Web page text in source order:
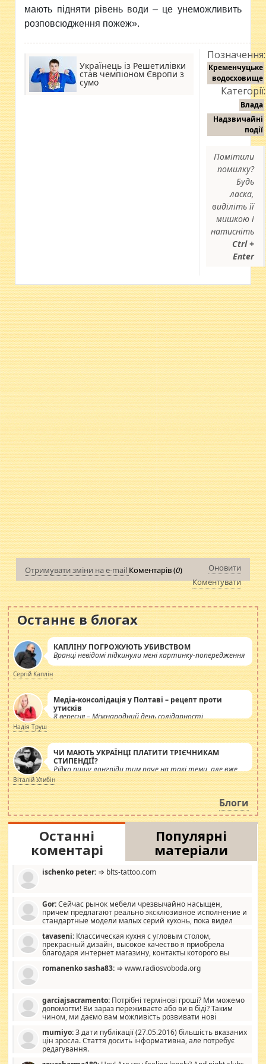
мають підняти рівень води – це унеможливить
розповсюдження пожеж».
Українець із Решетилівки
став чемпіоном Європи з
сумо
Позначення:
Кременчуцьке
водосховище
Категорії:
Влада
Надзвичайні
події
Помітили
помилку?
Будь
ласка,
виділіть її
мишкою і
натисніть
Ctrl +
Enter
Отримувати зміни на e-mail Коментарів (0)
Оновити
Коментувати
Останнє в блогах
КАПЛІНУ ПОГРОЖУЮТЬ УБИВСТВОМ
Вранці невідомі підкинули мені картинку-попередження
Сергій Каплін
Медіа-консолідація у Полтаві – рецепт проти
утисків
8 вересня – Міжнародний день солідарності
журналістів.
Надія Труш
ЧИ МАЮТЬ УКРАЇНЦІ ПЛАТИТИ ТРІЄЧНИКАМ
СТИПЕНДІЇ?
Рідко пишу лонгріди тим паче на такі теми, але вже
просто дістало! Обурюють сьогоднішні інсенуації
навколо стипендіального питання. Штучно
роздувається ще одна соціальна катастрофа.
Віталій Улибін
Блоги
Останні
коментарі
Популярні
матеріали
ischenko peter: ⇒ blts-tattoo.com
Gor:Сейчас рынок мебели чрезвычайно насыщен,
причем предлагают реально эксклюзивное исполнение и
стандартные модели малых серий кухонь, пока видел
стандартные формы, в MebelOk, креативненько и что главное -
со вкусом все в порядке, без ненужных наворотов удорожающих
мебель, а это не последний фактор.
tavaseni: Классическая кухня с угловым столом,
прекрасный дизайн, высокое качество я приобрела
благодаря интернет магазину, контакты которого вы
romanenko sasha83: ⇒ www.radiosvoboda.org
garciajsacramento: Потрібні термінові гроші? Ми можемо
допомогти! Ви зараз переживаєте або ви в біді? Таким
чином, ми даємо вам можливість розвивати нові
допомагати людям, які намагаються дати їм шанс. Кожен
заслуговує на другий шанс, і, оскільки влада не зможе, вони
повинні приймати від інших. Для нас нема багато суми, і зрілість
mumiyo:З дати публікації (27.05.2016) більшість вказаних
цін зросла. Стаття досить інформативна, але потребує
редагування.